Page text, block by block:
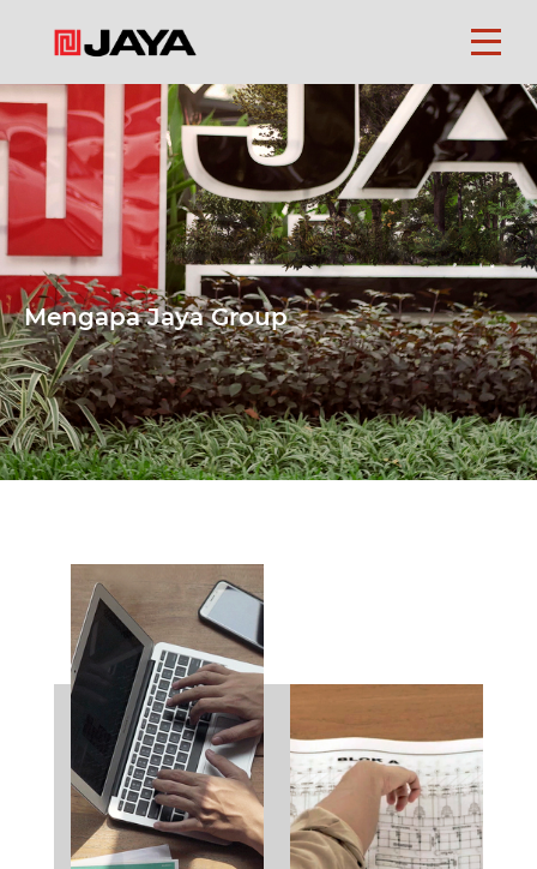
Beranda
Tentang
Kami
Perusahaan
Yayasan
Karir
Kontak
EN
ID
Mengapa Jaya Group